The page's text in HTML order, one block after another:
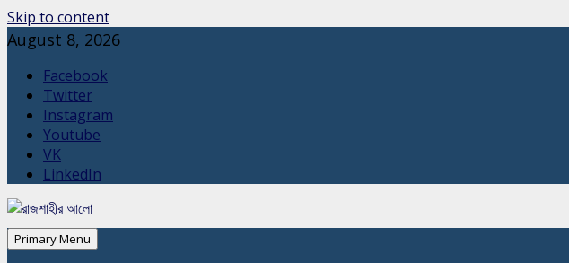
Skip to content
August 8, 2026
Facebook
Twitter
Instagram
Youtube
VK
LinkedIn
Primary Menu